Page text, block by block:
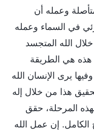
وعمله أن
في السماء وعمله
الله المتجسد
هذه هي الطريقة
يرى الإنسان الله
هذا من خلال إله
المرحلة، حقق
الكامل. إن عمل الله